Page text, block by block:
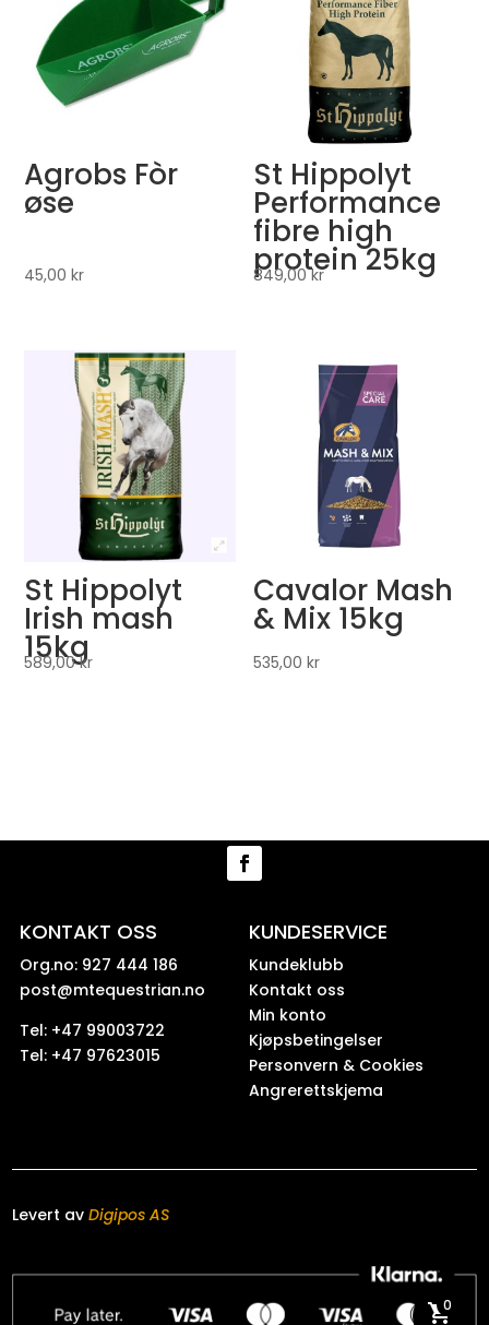
shopping_cart
0
Agrobs Fòr
øse
45,00kr
St Hippolyt
Performance
fibre high
protein 25kg
849,00kr
St Hippolyt
Irish mash
15kg
589,00kr
Cavalor Mash
& Mix 15kg
535,00kr
KONTAKT OSS
Org.no: 927 444 186
post@mtequestrian.no
Tel: +47 99003722
Tel: +47 97623015
KUNDESERVICE
Kundeklubb
Kontakt oss
Min konto
Kjøpsbetingelser
Personvern & Cookies
Angrerettskjema
Levert avDigipos AS